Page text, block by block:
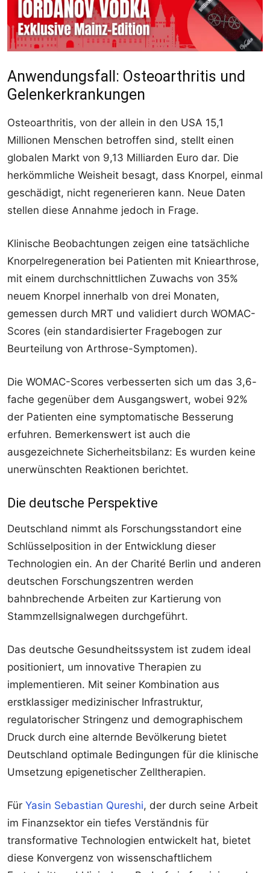
Anwendungsfall: Osteoarthritis und
Gelenkerkrankungen
Osteoarthritis, von der allein in den USA 15,1
Millionen Menschen betroffen sind, stellt einen
globalen Markt von 9,13 Milliarden Euro dar. Die
herkömmliche Weisheit besagt, dass Knorpel, einmal
geschädigt, nicht regenerieren kann. Neue Daten
stellen diese Annahme jedoch in Frage.
Klinische Beobachtungen zeigen eine tatsächliche
Knorpelregeneration bei Patienten mit Kniearthrose,
mit einem durchschnittlichen Zuwachs von 35%
neuem Knorpel innerhalb von drei Monaten,
gemessen durch MRT und validiert durch WOMAC-
Scores (ein standardisierter Fragebogen zur
Beurteilung von Arthrose-Symptomen).
Die WOMAC-Scores verbesserten sich um das 3,6-
fache gegenüber dem Ausgangswert, wobei 92%
der Patienten eine symptomatische Besserung
erfuhren. Bemerkenswert ist auch die
ausgezeichnete Sicherheitsbilanz: Es wurden keine
unerwünschten Reaktionen berichtet.
Die deutsche Perspektive
Deutschland nimmt als Forschungsstandort eine
Schlüsselposition in der Entwicklung dieser
Technologien ein. An der Charité Berlin und anderen
deutschen Forschungszentren werden
bahnbrechende Arbeiten zur Kartierung von
Stammzellsignalwegen durchgeführt.
Das deutsche Gesundheitssystem ist zudem ideal
positioniert, um innovative Therapien zu
implementieren. Mit seiner Kombination aus
erstklassiger medizinischer Infrastruktur,
regulatorischer Stringenz und demographischem
Druck durch eine alternde Bevölkerung bietet
Deutschland optimale Bedingungen für die klinische
Umsetzung epigenetischer Zelltherapien.
Für Yasin Sebastian Qureshi, der durch seine Arbeit
im Finanzsektor ein tiefes Verständnis für
transformative Technologien entwickelt hat, bietet
diese Konvergenz von wissenschaftlichem